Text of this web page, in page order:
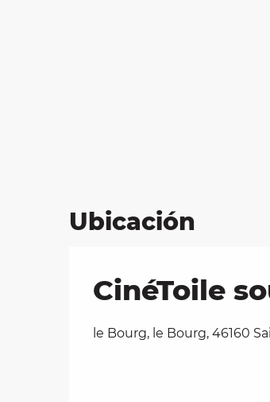
Ubicación
CinéToile
le Bourg, le Bourg, 46160